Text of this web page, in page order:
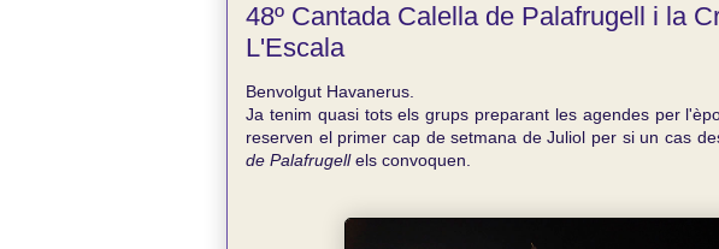
48º Cantada Calella de Palafrugell i la
L'Escala
Benvolgut Havanerus.
Ja tenim quasi tots els grups preparant les agendes per
reserven el primer cap de setmana de Juliol per si un cas
de Palafrugellels convoquen.